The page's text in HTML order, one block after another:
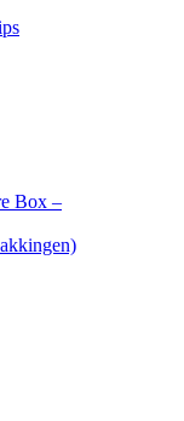
Box –